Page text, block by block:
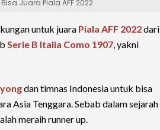
Juara Piala AFF 2022
untuk juara Piala AFF 2022dari
Serie B Italia Como 1907, yakni
dan timnas Indonesia untuk bisa
Asia Tenggara. Sebab dalam sejarah
meraih runner up.